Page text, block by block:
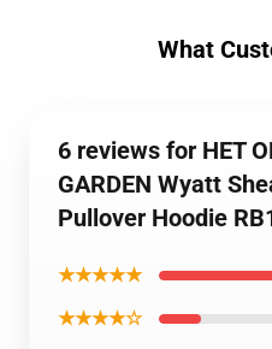
What
6 reviews for HET
GARDEN Wyatt
Pullover Hoodie
★★★★★
★★★★☆